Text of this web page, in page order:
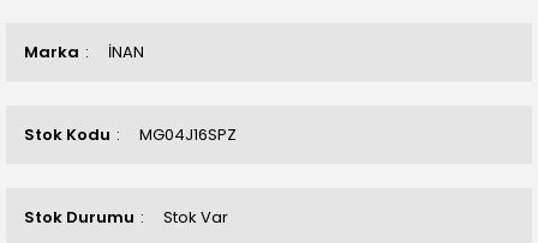
Marka İNAN
Stok Kodu MG04J16SPZ
Stok Durumu Stok Var